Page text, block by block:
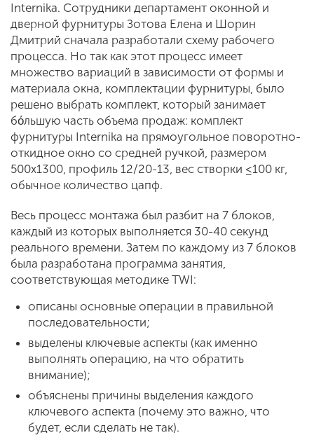
Internika. Сотрудники департамент оконной и
дверной фурнитуры Зотова Елена и Шорин
Дмитрий сначала разработали схему рабочего
процесса. Но так как этот процесс имеет
множество вариаций в зависимости от формы и
материала окна, комплектации фурнитуры, было
решено выбрать комплект, который занимает
бόльшую часть объема продаж: комплект
фурнитуры Internika на прямоугольное поворотно-
откидное окно со средней ручкой, размером
500х1300, профиль 12/20-13, вес створки ≤100 кг,
обычное количество цапф.
Весь процесс монтажа был разбит на 7 блоков,
каждый из которых выполняется 30-40 секунд
реального времени. Затем по каждому из 7 блоков
была разработана программа занятия,
соответствующая методике TWI:
описаны основные операции в правильной
последовательности;
выделены ключевые аспекты (как именно
выполнять операцию, на что обратить
внимание);
объяснены причины выделения каждого
ключевого аспекта (почему это важно, что
будет, если сделать не так).